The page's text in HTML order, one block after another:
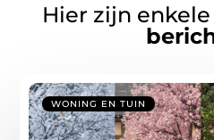
Hier zijn enkele
WONING EN TUIN